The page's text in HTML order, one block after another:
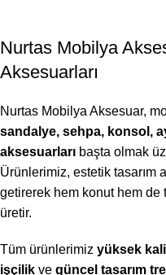
Nurtas Mobilya
Aksesuarları
Nurtas Mobilya Aksesuar,
sandalye, sehpa, konsol,
aksesuarları başta olmak
Ürünlerimiz, estetik tasarım
getirerek hem konut hem
üretir.
Tüm ürünlerimiz yüksek
işçilik ve güncel tasarım